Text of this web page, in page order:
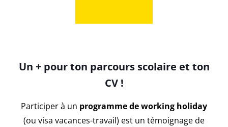
Un + pour ton parcours scolaire et ton
CV !
Participer à un programme de working holiday
(ou visa vacances-travail) est un témoignage de